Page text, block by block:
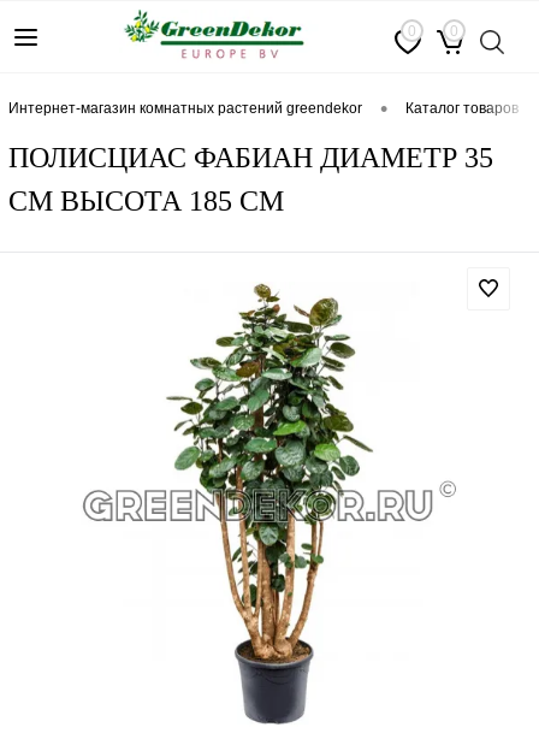
0 0
интернет-магазин комнатных растений greendekor • каталог товаров
ПОЛИСЦИАС ФАБИАН ДИАМЕТР 35
СМ ВЫСОТА 185 СМ